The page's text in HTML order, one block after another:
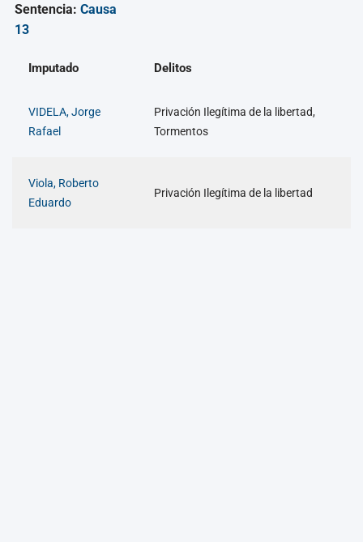
Sentencia: Causa
13
Imputado Delitos
VIDELA, Jorge
Rafael
Privación Ilegítima de la libertad,
Tormentos
Viola, Roberto
Eduardo
Privación Ilegítima de la libertad